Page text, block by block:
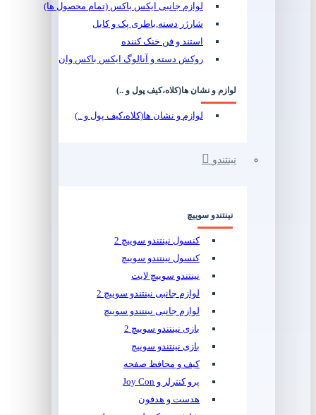
لوازم جانبی ایکس باکس (تمام محصول ها)
شارژر دسته,باطری پک و کابل
استند و فن خنک کننده
روکش دسته و آنالوگ ایکس باکس وان
لوازم و نشان ها(کلاه،کیف پول و ..)
لوازم و نشان ها(کلاه،کیف پول و ..)
نینتندو
نینتندو سوییچ
کنسول نینتندو سوییچ 2
کنسول نینتندو سوییچ
نینتندو سوییچ لایت
لوازم جانبی نینتندو سوییچ 2
لوازم جانبی نینتندو سوییچ
بازی نینتندو سوییچ 2
بازی نینتندو سوییچ
کیف و محافظ صفحه
پرو کنترلر و Joy Con
هدست و هدفون